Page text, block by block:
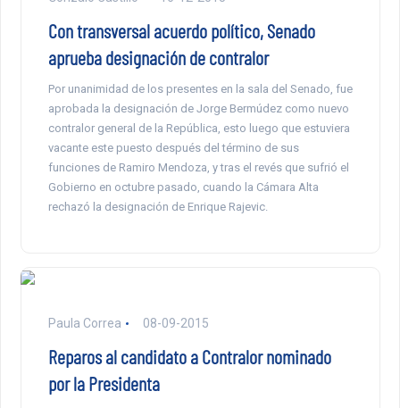
Con transversal acuerdo político, Senado
aprueba designación de contralor
Por unanimidad de los presentes en la sala del Senado, fue
aprobada la designación de Jorge Bermúdez como nuevo
contralor general de la República, esto luego que estuviera
vacante este puesto después del término de sus
funciones de Ramiro Mendoza, y tras el revés que sufrió el
Gobierno en octubre pasado, cuando la Cámara Alta
rechazó la designación de Enrique Rajevic.
Paula Correa 08-09-2015
Reparos al candidato a Contralor nominado
por la Presidenta